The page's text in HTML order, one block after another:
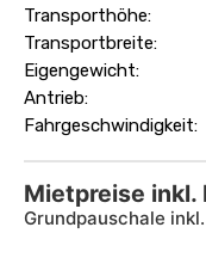
Transporthöhe:
Transportbreite:
Eigengewicht:
Antrieb:
Fahrgeschwindigkeit:
Mietpreise inkl.
Grundpauschale